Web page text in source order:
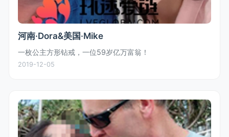
河南·Dora&美国·Mike
一枚公主方形钻戒，一位59岁亿万富翁！
2019-12-05